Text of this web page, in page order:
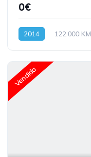
0€
2014 122.000 KM
Vendido